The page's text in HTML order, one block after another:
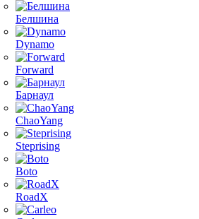
Белшина
Dynamo
Forward
Барнаул
ChaoYang
Steprising
Boto
RoadX